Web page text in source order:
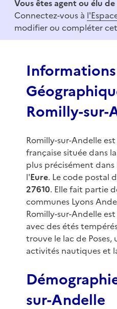
f
Vous êtes agent ou élu
Connectez-vous à
modifier ou compléter
Informations
Romilly-sur-
Romilly-sur-Andelle
française située dans la
plus précisément
l'Eure. Le code postal
27610. Elle fait partie
communes Lyons
Romilly-sur-Andelle
avec des étés
trouve le lac de Poses,
activités nautiques et
sur-Andelle